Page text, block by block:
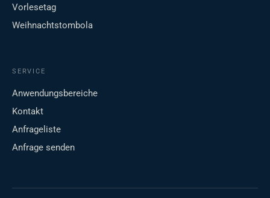
Vorlesetag
Weihnachtstombola
SERVICE
Anwendungsbereiche
Kontakt
Anfrageliste
Anfrage senden